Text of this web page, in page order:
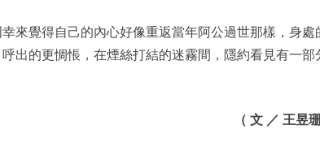
來覺得自己的內心好像重返當年阿公過世那樣，身處
出的更惆悵，在煙絲打結的迷霧間，隱約看見有一部
（ 文 ／ 王昱